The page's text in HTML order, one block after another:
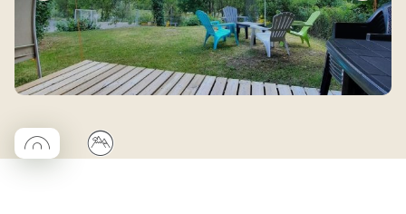
◯Coco rond⛰